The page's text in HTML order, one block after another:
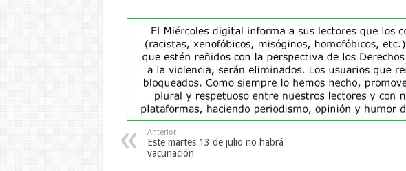
Anterior
Este martes 13 de julio no habrá
vacunación